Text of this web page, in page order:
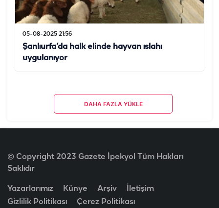
05-08-2025 21:56
Şanlıurfa’da halk elinde hayvan ıslahı
uygulanıyor
DAHA FAZLA YÜKLE
© Copyright 2023 Gazete İpekyol Tüm Hakları
Saklıdır
Yazarlarımız Künye Arşiv
İletişim
Gizlilik Politikası
Çerez Politikası